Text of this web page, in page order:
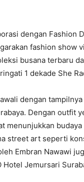
dengan Fashion
fashion show
busana terbaru
1 dekade She
dengan
Dengan outfit
menunjukkan
street art seperti
Embran Nawawi
Hotel Jemursari